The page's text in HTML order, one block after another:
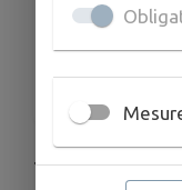
De 07h00 à 18h00
ORGANISÉ PAR
Comité des Fêtes